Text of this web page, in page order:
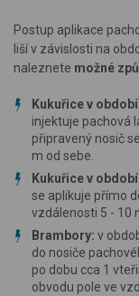
Postup aplikace
liší v závislosti na
naleznete možné
Kukuřice v
injektuje pachová
připravený nosič
m od sebe.
Kukuřice v
se aplikuje přímo
vzdálenosti 5 - 10
Brambory: v
do nosiče
po dobu cca 1
obvodu pole ve